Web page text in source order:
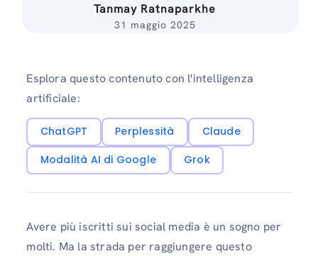
Tanmay Ratnaparkhe
31 maggio 2025
Esplora questo contenuto con l'intelligenza
artificiale:
ChatGPT Perplessità
Claude
Modalità AI di Google
Grok
Avere più iscritti sui social media è un sogno per
molti. Ma la strada per raggiungere questo